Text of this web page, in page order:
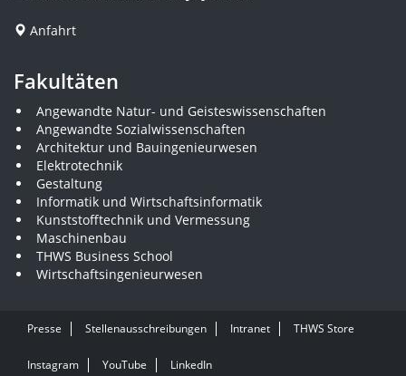
Anfahrt
Fakultäten
Angewandte Natur- und Geisteswissenschaften
Angewandte Sozialwissenschaften
Architektur und Bauingenieurwesen
Elektrotechnik
Gestaltung
Informatik und Wirtschaftsinformatik
Kunststofftechnik und Vermessung
Maschinenbau
THWS Business School
Wirtschaftsingenieurwesen
Presse Stellenausschreibungen Intranet THWS Store
Instagram YouTube LinkedIn